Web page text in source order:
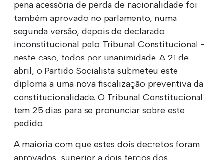
pena acessória de perda de nacionalidade foi
também aprovado no parlamento, numa
segunda versão, depois de declarado
inconstitucional pelo Tribunal Constitucional -
neste caso, todos por unanimidade. A 21 de
abril, o Partido Socialista submeteu este
diploma a uma nova fiscalização preventiva da
constitucionalidade. O Tribunal Constitucional
tem 25 dias para se pronunciar sobre este
pedido.
A maioria com que estes dois decretos foram
aprovados, superior a dois terços dos